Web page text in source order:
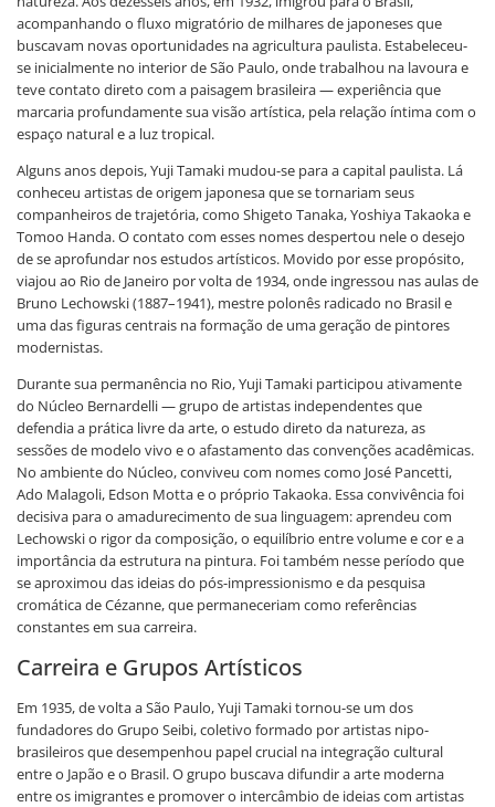
acompanhando o fluxo migratório de milhares de japoneses que
buscavam novas oportunidades na agricultura paulista. Estabeleceu-
se inicialmente no interior de São Paulo, onde trabalhou na lavoura e
teve contato direto com a paisagem brasileira — experiência que
marcaria profundamente sua visão artística, pela relação íntima com o
espaço natural e a luz tropical.
Alguns anos depois, Yuji Tamaki mudou-se para a capital paulista. Lá
conheceu artistas de origem japonesa que se tornariam seus
companheiros de trajetória, como Shigeto Tanaka, Yoshiya Takaoka e
Tomoo Handa. O contato com esses nomes despertou nele o desejo
de se aprofundar nos estudos artísticos. Movido por esse propósito,
viajou ao Rio de Janeiro por volta de 1934, onde ingressou nas aulas de
Bruno Lechowski (1887–1941), mestre polonês radicado no Brasil e
uma das figuras centrais na formação de uma geração de pintores
modernistas.
Durante sua permanência no Rio, Yuji Tamaki participou ativamente
do Núcleo Bernardelli — grupo de artistas independentes que
defendia a prática livre da arte, o estudo direto da natureza, as
sessões de modelo vivo e o afastamento das convenções acadêmicas.
No ambiente do Núcleo, conviveu com nomes como José Pancetti,
Ado Malagoli, Edson Motta e o próprio Takaoka. Essa convivência foi
decisiva para o amadurecimento de sua linguagem: aprendeu com
Lechowski o rigor da composição, o equilíbrio entre volume e cor e a
importância da estrutura na pintura. Foi também nesse período que
se aproximou das ideias do pós-impressionismo e da pesquisa
cromática de Cézanne, que permaneceriam como referências
constantes em sua carreira.
Carreira e Grupos Artísticos
Em 1935, de volta a São Paulo, Yuji Tamaki tornou-se um dos
fundadores do Grupo Seibi, coletivo formado por artistas nipo-
brasileiros que desempenhou papel crucial na integração cultural
entre o Japão e o Brasil. O grupo buscava difundir a arte moderna
entre os imigrantes e promover o intercâmbio de ideias com artistas